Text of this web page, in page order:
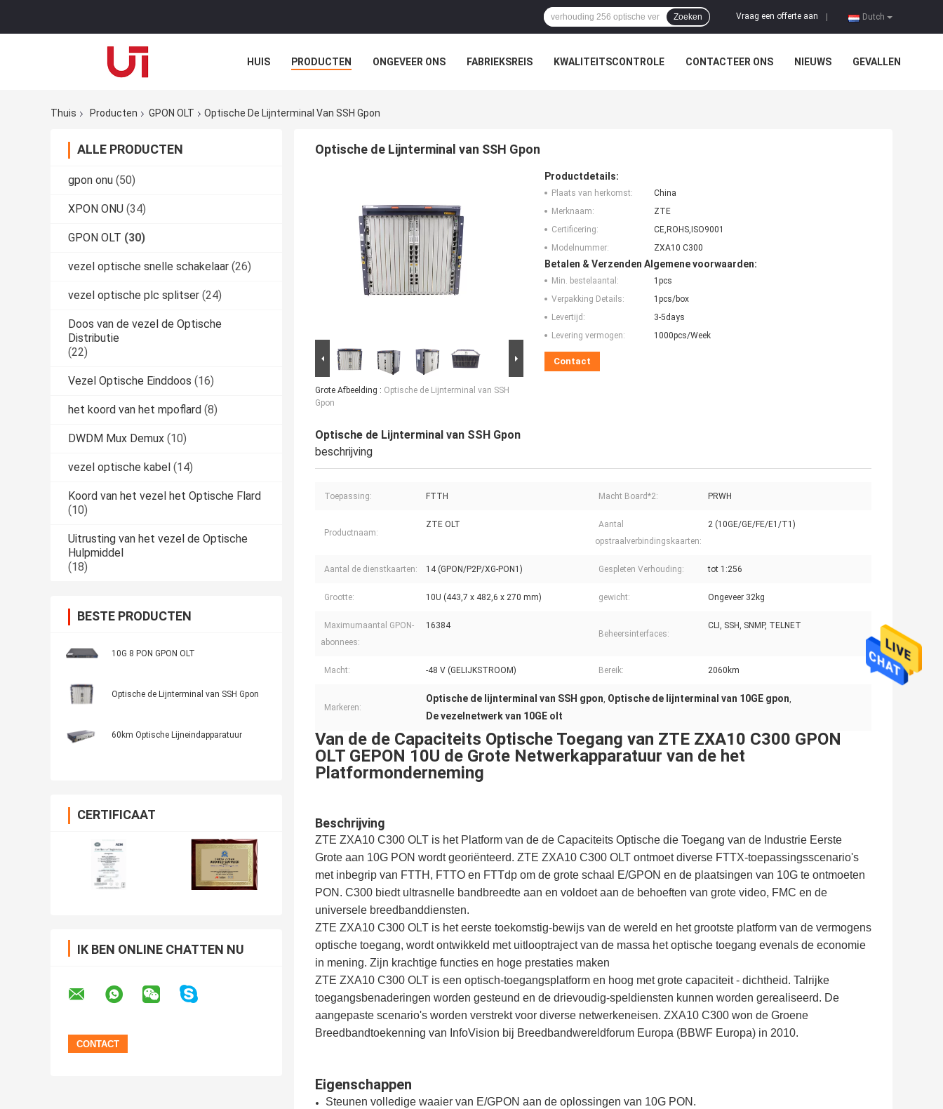
Dutch
Vraag een offerte aan
Zoeken
HUIS PRODUCTEN ONGEVEER ONS FABRIEKSREIS KWALITEITSCONTROLE CONTACTEER ONS NIEUWS GEVALLEN
Thuis Producten GPON OLT Optische De Lijnterminal Van SSH Gpon
ALLE PRODUCTEN
gpon onu (50)
XPON ONU (34)
GPON OLT (30)
vezel optische snelle schakelaar (26)
vezel optische plc splitser (24)
Doos van de vezel de Optische
Distributie
(22)
Vezel Optische Einddoos (16)
het koord van het mpoflard (8)
DWDM Mux Demux (10)
vezel optische kabel (14)
Koord van het vezel het Optische Flard
(10)
Uitrusting van het vezel de Optische
Hulpmiddel
(18)
BESTE PRODUCTEN
10G 8 PON GPON OLT
Optische de Lijnterminal van SSH Gpon
60km Optische Lijneindapparatuur
CERTIFICAAT
IK BEN ONLINE CHATTEN NU
Optische de Lijnterminal van SSH Gpon
Grote Afbeelding : Optische de Lijnterminal van SSH
Gpon
Productdetails:
Plaats van herkomst:
China
Merknaam:
ZTE
Certificering:
CE,ROHS,ISO9001
Modelnummer:
ZXA10 C300
Betalen & Verzenden Algemene voorwaarden:
Min. bestelaantal:
1pcs
Verpakking Details:
1pcs/box
Levertijd:
3-5days
Levering vermogen:
1000pcs/Week
Contact
Optische de Lijnterminal van SSH Gpon
beschrijving
Toepassing: FTTH Macht Board*2: PRWH
Productnaam:
ZTE OLT
Aantal
opstraalverbindingskaarten:
2 (10GE/GE/FE/E1/T1)
Aantal de dienstkaarten: 14 (GPON/P2P/XG-PON1) Gespleten Verhouding: tot 1:256
Grootte: 10U (443,7 x 482,6 x 270 mm) gewicht: Ongeveer 32kg
Maximumaantal GPON-
abonnees:
16384
Beheersinterfaces:
CLI, SSH, SNMP, TELNET
Macht: -48 V (GELIJKSTROOM) Bereik: 2060km
Markeren:
Optische de lijnterminal van SSH gpon, Optische de lijnterminal van 10GE gpon,
De vezelnetwerk van 10GE olt
Van de de Capaciteits Optische Toegang van ZTE ZXA10 C300 GPON
OLT GEPON 10U de Grote Netwerkapparatuur van de het
Platformonderneming
Beschrijving
ZTE ZXA10 C300 OLT is het Platform van de de Capaciteits Optische die Toegang van de Industrie Eerste
Grote aan 10G PON wordt georiënteerd. ZTE ZXA10 C300 OLT ontmoet diverse FTTX-toepassingsscenario's
met inbegrip van FTTH, FTTO en FTTdp om de grote schaal E/GPON en de plaatsingen van 10G te ontmoeten
PON. C300 biedt ultrasnelle bandbreedte aan en voldoet aan de behoeften van grote video, FMC en de
universele breedbanddiensten.
ZTE ZXA10 C300 OLT is het eerste toekomstig-bewijs van de wereld en het grootste platform van de vermogens
optische toegang, wordt ontwikkeld met uitlooptraject van de massa het optische toegang evenals de economie
in mening. Zijn krachtige functies en hoge prestaties maken
ZTE ZXA10 C300 OLT is een optisch-toegangsplatform en hoog met grote capaciteit - dichtheid. Talrijke
toegangsbenaderingen worden gesteund en de drievoudig-speldiensten kunnen worden gerealiseerd. De
aangepaste scenario's worden verstrekt voor diverse netwerkeneisen. ZXA10 C300 won de Groene
Breedbandtoekenning van InfoVision bij Breedbandwereldforum Europa (BBWF Europa) in 2010.
Eigenschappen
Steunen volledige waaier van E/GPON aan de oplossingen van 10G PON.